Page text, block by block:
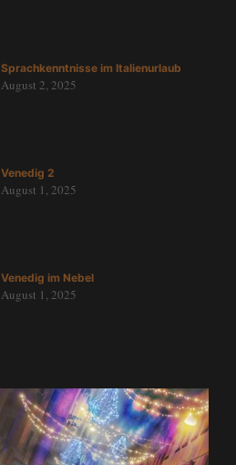
Sprachkenntnisse im Italienurlaub
August 2, 2025
Venedig 2
August 1, 2025
Venedig im Nebel
August 1, 2025